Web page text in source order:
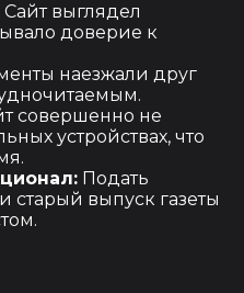
Сайт выглядел
доверие к
наезжали друг
совершенно не
устройствах, что
Подать
старый выпуск газеты